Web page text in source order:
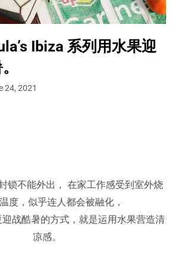
Ibiza 系列用水果迎
24, 2021
锁不能外出， 在家工作感受到室外烧
度，似乎连人都会被融化，
迎战酷暑的方式，就是运用水果营造清
凉感。